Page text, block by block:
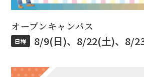
オープンキャンパス
日程 8/9(日)、8/22(土)、8/